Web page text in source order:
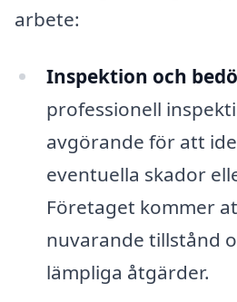
arbete:
Inspektion och
professionell
avgörande för att
eventuella skador
Företaget kommer
nuvarande tillstånd
lämpliga åtgärder.